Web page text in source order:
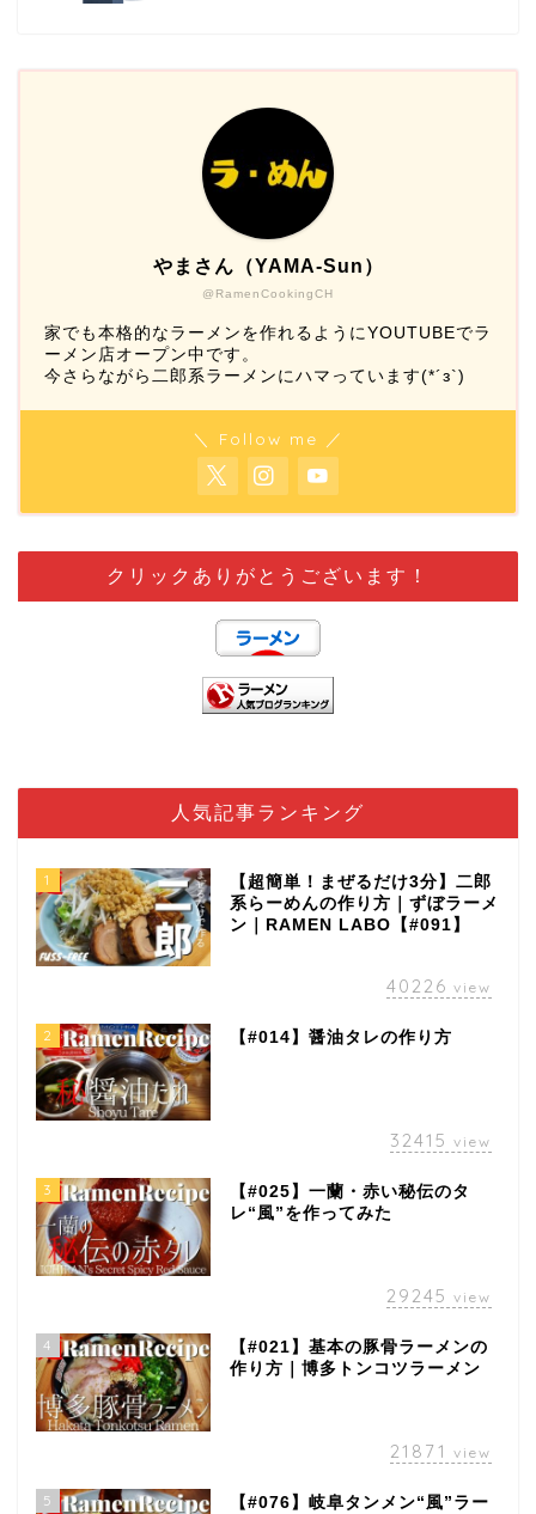
@RamenCookingCH
やまさん（YAMA-Sun）
家でも本格的なラーメンを作れるようにYOUTUBEでラ
ーメン店オープン中です。
今さらながら二郎系ラーメンにハマっています(*´з`)
＼ Follow me ／
クリックありがとうございます！
人気記事ランキング
1
【超簡単！まぜるだけ3分】二郎
系らーめんの作り方｜ずぼラーメ
ン｜RAMEN LABO【#091】
40226 view
2 【#014】醤油タレの作り方
32415 view
3
【#025】一蘭・赤い秘伝のタ
レ“風”を作ってみた
29245 view
4
【#021】基本の豚骨ラーメンの
作り方｜博多トンコツラーメン
21871 view
5
【#076】岐阜タンメン“風”ラー